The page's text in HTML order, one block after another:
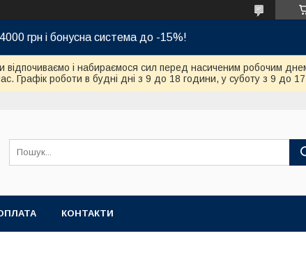
грн і бонусна система до -15%!
і набираємося сил перед насиченим робочим
Графік роботи в будні дні з 9 до 18 години, у суботу з 9 до
КОНТАКТИ